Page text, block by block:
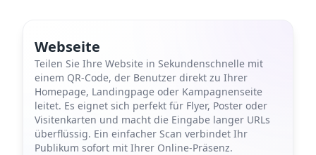
Webseite
Teilen Sie Ihre Website in Sekundenschnelle mit
einem QR-Code, der Benutzer direkt zu Ihrer
Homepage, Landingpage oder Kampagnenseite
leitet. Es eignet sich perfekt für Flyer, Poster oder
Visitenkarten und macht die Eingabe langer URLs
überflüssig. Ein einfacher Scan verbindet Ihr
Publikum sofort mit Ihrer Online-Präsenz.